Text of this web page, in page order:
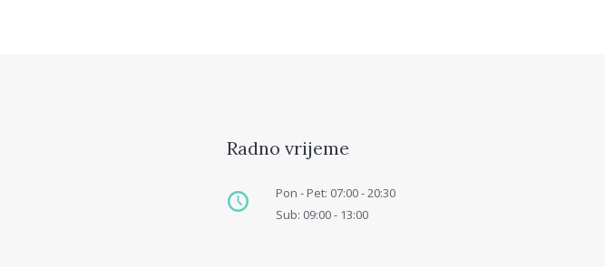
Radno vrijeme
Pon - Pet: 07:00 - 20:30
Sub: 09:00 - 13:00